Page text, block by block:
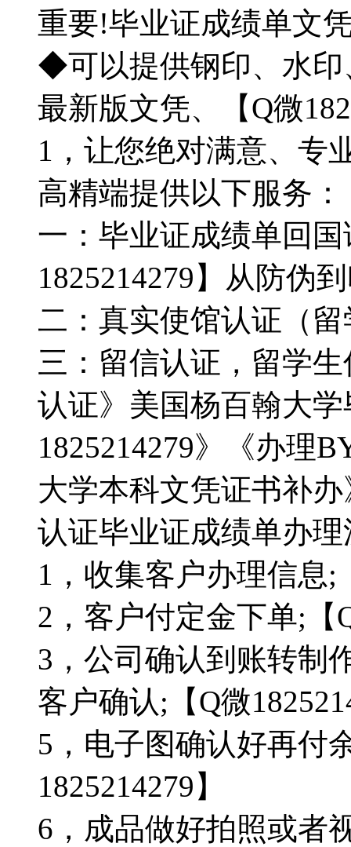
重要!毕业证成绩单文
◆可以提供钢印、水印
最新版文凭、【Q微
1，让您绝对满意、专
高精端提供以下服务：
一：毕业证成绩单回
1825214279】从防伪
二：真实使馆认证（
三：留信认证，留学
认证》美国杨百翰大
1825214279》《办理
大学本科文凭证书补
认证毕业证成绩单办理
1，收集客户办理信息;
2，客户付定金下单;【
3，公司确认到账转制
客户确认;【Q微
5，电子图确认好再付
1825214279】
6，成品做好拍照或者